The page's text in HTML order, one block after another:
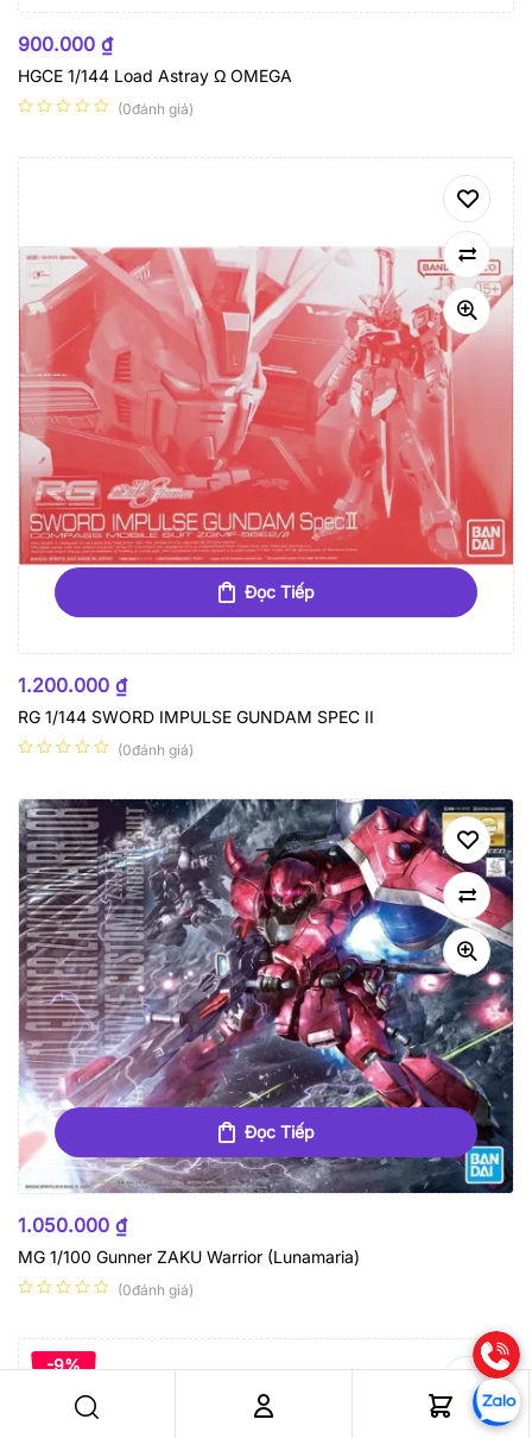
900.000 ₫
HGCE 1/144 Load Astray Ω OMEGA
(0đánh giá)
Đọc Tiếp
1.200.000 ₫
RG 1/144 SWORD IMPULSE GUNDAM SPEC II
(0đánh giá)
Đọc Tiếp
1.050.000 ₫
MG 1/100 Gunner ZAKU Warrior (Lunamaria)
(0đánh giá)
-9%